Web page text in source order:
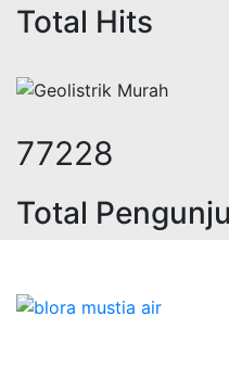
Total Hits
98628
Total